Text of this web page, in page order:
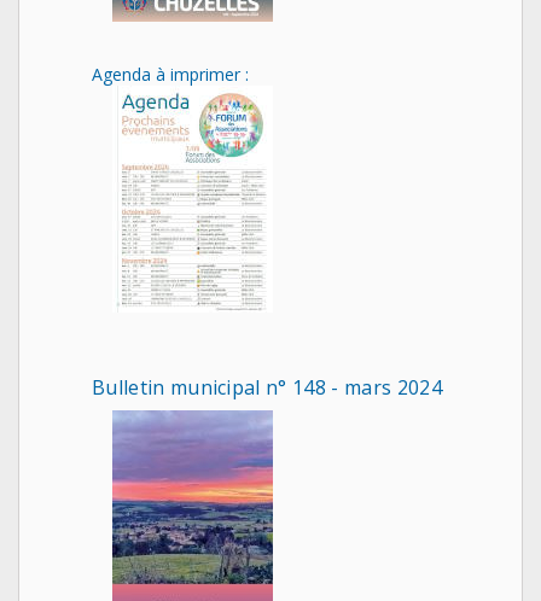
Agenda à imprimer :
Bulletin municipal n° 148 - mars 2024